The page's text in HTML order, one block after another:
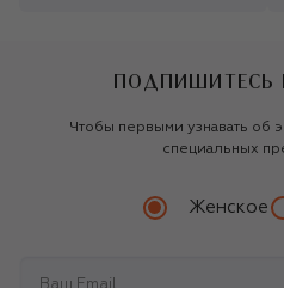
ПОДПИШИТЕСЬ
Чтобы первыми узнавать об
специальных
Женское